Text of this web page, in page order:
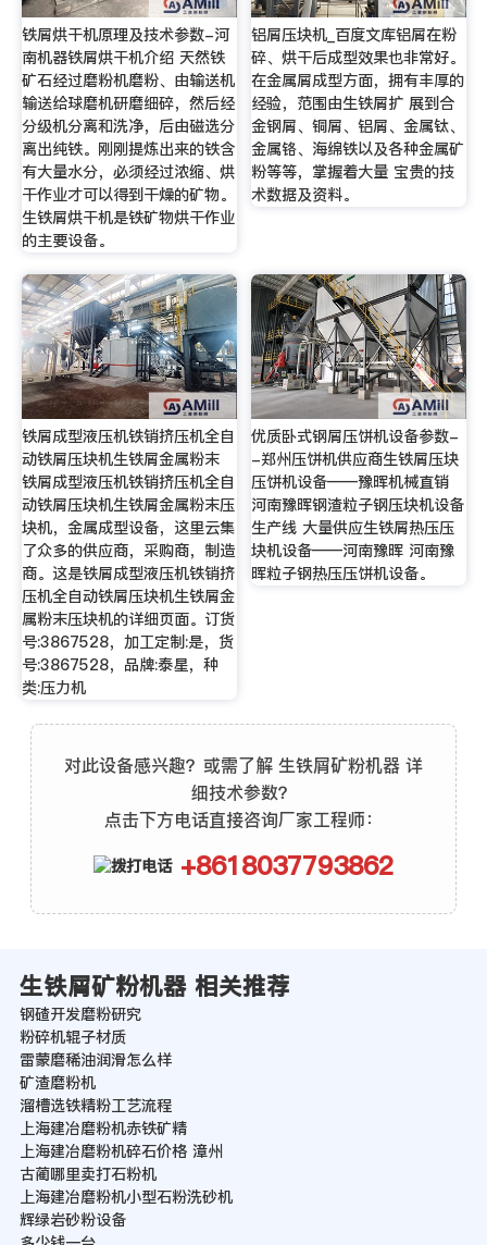
铁屑烘干机原理及技术参数-河
南机器铁屑烘干机介绍 天然铁
矿石经过磨粉机磨粉、由输送机
输送给球磨机研磨细碎，然后经
分级机分离和洗净，后由磁选分
离出纯铁。刚刚提炼出来的铁含
有大量水分，必须经过浓缩、烘
干作业才可以得到干燥的矿物。
生铁屑烘干机是铁矿物烘干作业
的主要设备。
铝屑压块机_百度文库铝屑在粉
碎、烘干后成型效果也非常好。
在金属屑成型方面，拥有丰厚的
经验，范围由生铁屑扩 展到合
金钢屑、铜屑、铝屑、金属钛、
金属铬、海绵铁以及各种金属矿
粉等等，掌握着大量 宝贵的技
术数据及资料。
铁屑成型液压机铁销挤压机全自
动铁屑压块机生铁屑金属粉末
铁屑成型液压机铁销挤压机全自
动铁屑压块机生铁屑金属粉末压
块机，金属成型设备，这里云集
了众多的供应商，采购商，制造
商。这是铁屑成型液压机铁销挤
压机全自动铁屑压块机生铁屑金
属粉末压块机的详细页面。订货
号:3867528，加工定制:是，货
号:3867528，品牌:泰星，种
类:压力机
优质卧式钢屑压饼机设备参数-
-郑州压饼机供应商生铁屑压块
压饼机设备——豫晖机械直销
河南豫晖钢渣粒子钢压块机设备
生产线 大量供应生铁屑热压压
块机设备——河南豫晖 河南豫
晖粒子钢热压压饼机设备。
对此设备感兴趣？或需了解 生铁屑矿粉机器 详
细技术参数？
点击下方电话直接咨询厂家工程师：
+8618037793862
生铁屑矿粉机器 相关推荐
钢碴开发磨粉研究
粉碎机辊子材质
雷蒙磨稀油润滑怎么样
矿渣磨粉机
溜槽选铁精粉工艺流程
上海建冶磨粉机赤铁矿精
上海建冶磨粉机碎石价格 漳州
古蔺哪里卖打石粉机
上海建冶磨粉机小型石粉洗砂机
辉绿岩砂粉设备